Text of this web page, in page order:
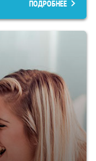
ПОДРОБНЕЕ